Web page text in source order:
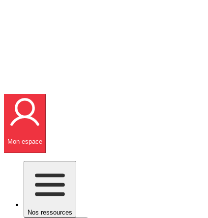
Mon espace
Nos ressources